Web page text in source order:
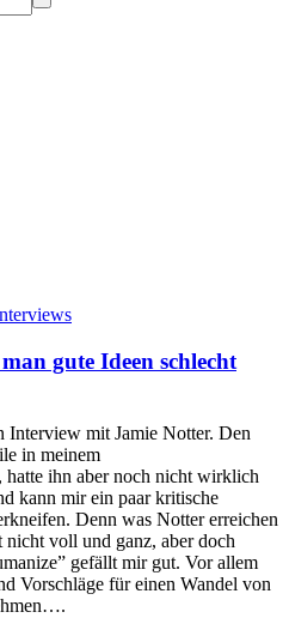
gute Ideen schlecht
Interview mit Jamie Notter. Den
in meinem
ihn aber noch nicht wirklich
kann mir ein paar kritische
Denn was Notter erreichen
voll und ganz, aber doch
gefällt mir gut. Vor allem
Vorschläge für einen Wandel von